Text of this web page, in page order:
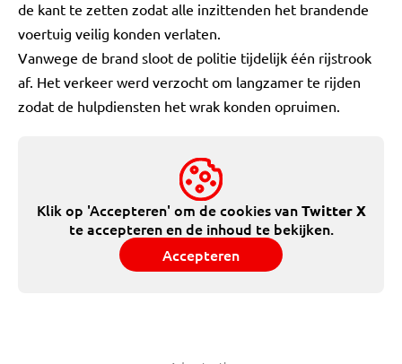
de kant te zetten zodat alle inzittenden het brandende
voertuig veilig konden verlaten.
Vanwege de brand sloot de politie tijdelijk één rijstrook
af. Het verkeer werd verzocht om langzamer te rijden
zodat de hulpdiensten het wrak konden opruimen.
Klik op 'Accepteren' om de cookies vanTwitter X
te accepteren en de inhoud te bekijken.
Accepteren